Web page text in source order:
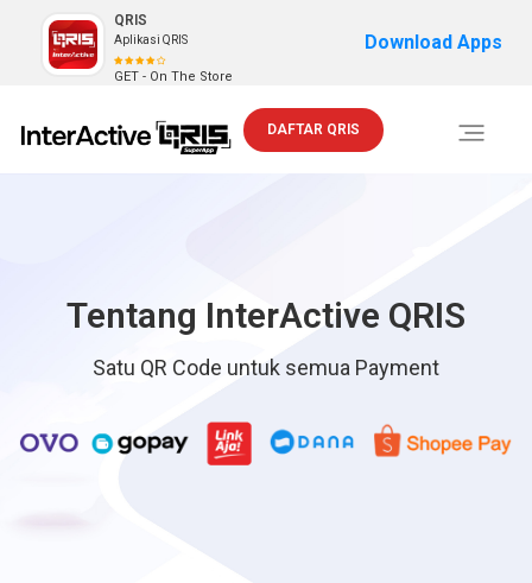
QRIS
Aplikasi QRIS
GET - On The Store
Download Apps
Toggle
DAFTAR QRIS
Tentang InterActive QRIS
Satu QR Code untuk semua Payment